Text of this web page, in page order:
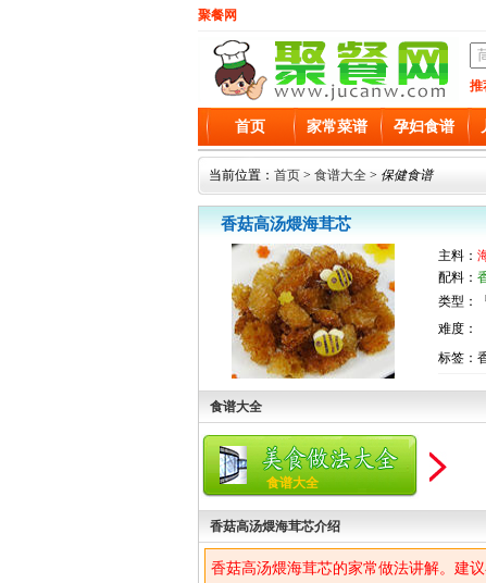
聚餐网
推
首页 家常菜谱 孕妇食谱
当前位置： 首页 > 食谱大全 > 保健食谱
香菇高汤煨海茸芯
主料：
配料：
类型：
难度：
标签：
食谱大全
食谱大全
香菇高汤煨海茸芯介绍
香菇高汤煨海茸芯的家常做法讲解。建